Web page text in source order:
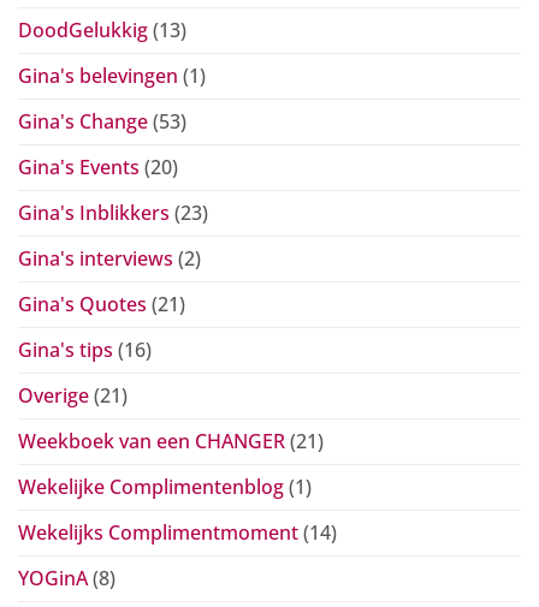
DoodGelukkig(13)
Gina's belevingen (1)
Gina's Change(53)
Gina's Events (20)
Gina's Inblikkers (23)
Gina's interviews (2)
Gina's Quotes (21)
Gina's tips (16)
Overige(21)
Weekboek van een CHANGER(21)
Wekelijke Complimentenblog(1)
Wekelijks Complimentmoment(14)
YOGinA(8)